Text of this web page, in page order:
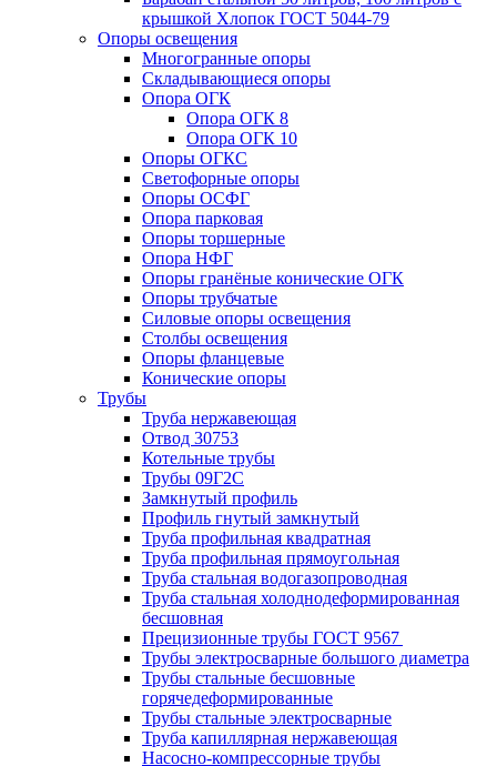
крышкой Хлопок ГОСТ 5044-79
Опоры освещения
Многогранные опоры
Складывающиеся опоры
Опора ОГК
Опора ОГК 8
Опора ОГК 10
Опоры ОГКС
Светофорные опоры
Опоры ОСФГ
Опора парковая
Опоры торшерные
Опора НФГ
Опоры гранёные конические ОГК
Опоры трубчатые
Силовые опоры освещения
Столбы освещения
Опоры фланцевые
Конические опоры
Трубы
Труба нержавеющая
Отвод 30753
Котельные трубы
Трубы 09Г2С
Замкнутый профиль
Профиль гнутый замкнутый
Труба профильная квадратная
Труба профильная прямоугольная
Труба стальная водогазопроводная
Труба стальная холоднодеформированная
бесшовная
Прецизионные трубы ГОСТ 9567
Трубы электросварные большого диаметра
Трубы стальные бесшовные
горячедеформированные
Трубы стальные электросварные
Труба капиллярная нержавеющая
Насосно-компрессорные трубы